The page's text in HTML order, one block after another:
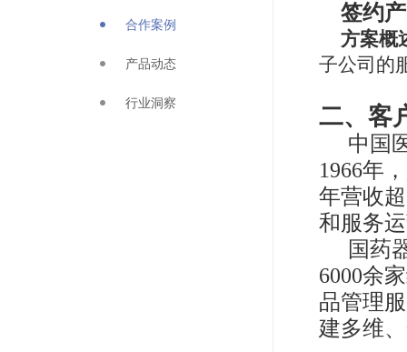
合作案例
产品动态
行业洞察
签约
方案概
子公司的
二、客
中国
1966年
年营收
和服务
国药
6000余
品管理
建多维